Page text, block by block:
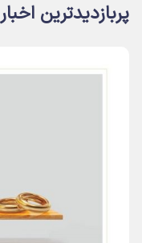
پربازدیدترین اخبار